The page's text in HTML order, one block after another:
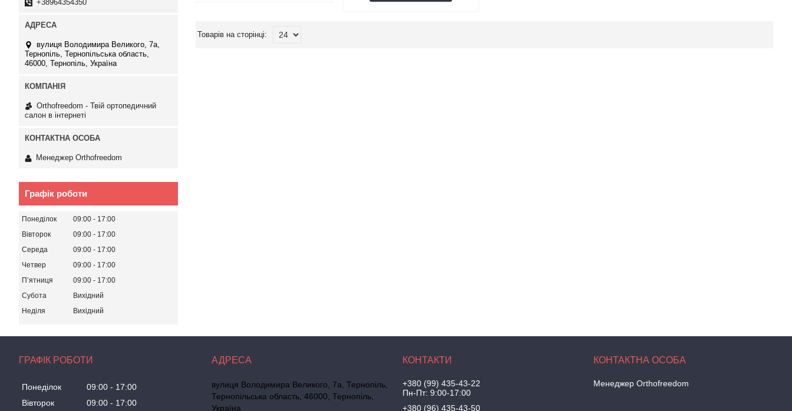
+38964354350
вулиця Володимира Великого, 7а,
Тернопіль, Тернопільська область,
46000, Тернопіль, Україна
Orthofreedom - Твій ортопедичний
салон в інтернеті
Менеджер Orthofreedom
Графік роботи
Понеділок 09:00
17:00
Вівторок
09:00
17:00
Середа
09:00
17:00
Четвер
09:00
17:00
Пʼятниця
09:00
17:00
Субота
Вихідний
Неділя
Вихідний
ГРАФІК РОБОТИ
Понеділок 09:00
17:00
Вівторок
09:00 17:00
вулиця Володимира Великого, 7а, Тернопіль,
Тернопільська область, 46000, Тернопіль,
Україна
+380 (99) 435-43-22
Пн-Пт: 9:00-17:00
+380 (96) 435-43-50
Менеджер Orthofreedom